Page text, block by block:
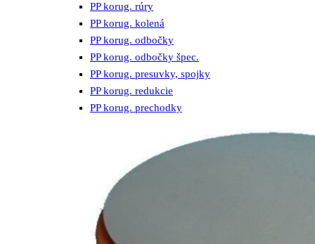
PP korug. rúry
PP korug. kolená
PP korug. odbočky
PP korug. odbočky špec.
PP korug. presuvky, spojky
PP korug. redukcie
PP korug. prechodky